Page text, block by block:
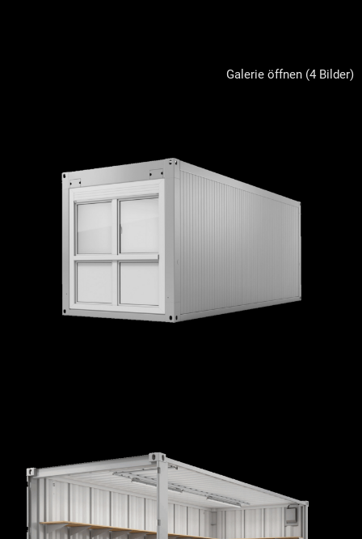
Galerie öffnen (4 Bilder)